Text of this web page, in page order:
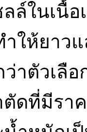
ล์ในเนื้
ำให้ยาว
าตัวเลือ
ตัดที่มีรา